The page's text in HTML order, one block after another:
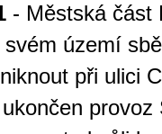
- Městská část
území
při ulici
provoz
Brno je
zajímavé
restaurace,
kde si